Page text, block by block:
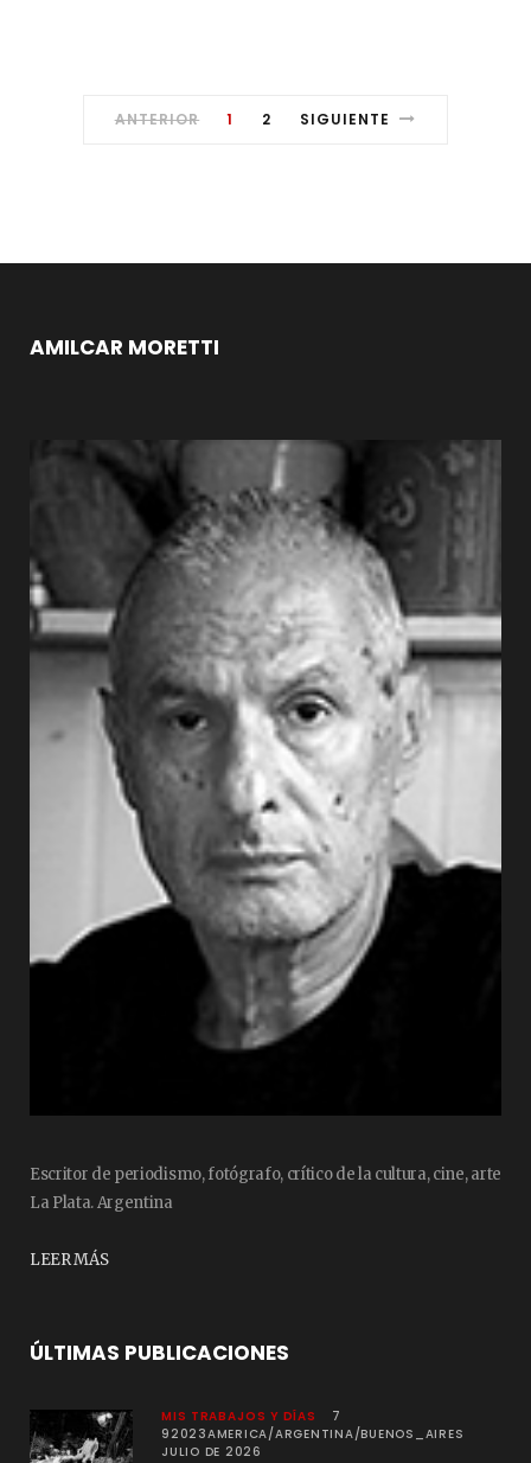
ANTERIOR 1 2 SIGUIENTE
AMILCAR MORETTI
Escritor de periodismo, fotógrafo, crítico de la cultura, cine, arte
La Plata. Argentina
LEER MÁS
ÚLTIMAS PUBLICACIONES
MIS TRABAJOS Y DÍAS
7
92023AMERICA/ARGENTINA/BUENOS_AIRES
JULIO DE 2026